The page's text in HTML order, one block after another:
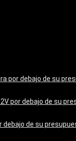
por debajo de su
por debajo de su
debajo de su